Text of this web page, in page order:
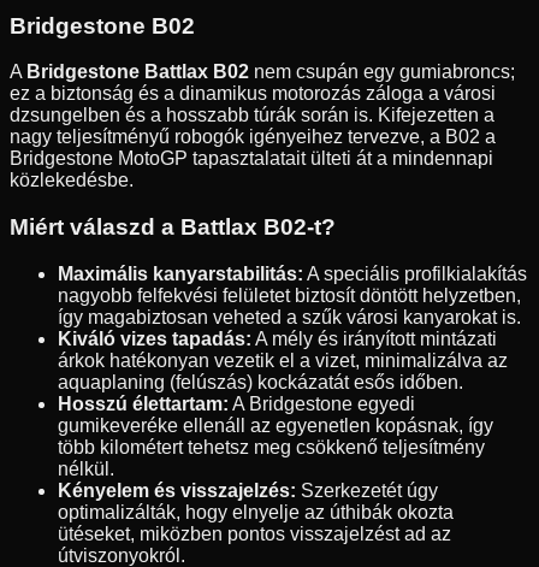
Bridgestone B02
A Bridgestone Battlax B02 nem csupán egy gumiabroncs;
ez a biztonság és a dinamikus motorozás záloga a városi
dzsungelben és a hosszabb túrák során is. Kifejezetten a
nagy teljesítményű robogók igényeihez tervezve, a B02 a
Bridgestone MotoGP tapasztalatait ülteti át a mindennapi
közlekedésbe.
Miért válaszd a Battlax B02-t?
Maximális kanyarstabilitás: A speciális profilkialakítás
nagyobb felfekvési felületet biztosít döntött helyzetben,
így magabiztosan veheted a szűk városi kanyarokat is.
Kiváló vizes tapadás: A mély és irányított mintázati
árkok hatékonyan vezetik el a vizet, minimalizálva az
aquaplaning (felúszás) kockázatát esős időben.
Hosszú élettartam: A Bridgestone egyedi
gumikeveréke ellenáll az egyenetlen kopásnak, így
több kilométert tehetsz meg csökkenő teljesítmény
nélkül.
Kényelem és visszajelzés: Szerkezetét úgy
optimalizálták, hogy elnyelje az úthibák okozta
ütéseket, miközben pontos visszajelzést ad az
útviszonyokról.